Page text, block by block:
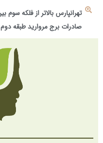
صادرات برج مروارید طبقه دوم واحد ۱۰